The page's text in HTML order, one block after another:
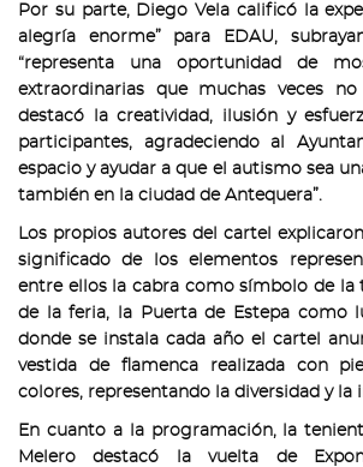
Por su parte, Diego Vela calificó la
alegría enorme” para EDAU,
“representa una oportunidad de
extraordinarias que muchas veces no
destacó la creatividad, ilusión y
participantes, agradeciendo al
espacio y ayudar a que el autismo sea
también en la ciudad de Antequera”.
Los propios autores del cartel
significado de los elementos
entre ellos la cabra como símbolo de la
de la feria, la Puerta de Estepa como
donde se instala cada año el cartel
vestida de flamenca realizada con
colores, representando la diversidad y la
En cuanto a la programación, la
Melero destacó la vuelta de